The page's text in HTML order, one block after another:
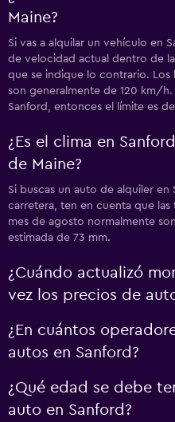
Maine?
Si vas a alquilar un vehículo en
de velocidad actual dentro de
que se indique lo contrario. Los
son generalmente de 120 km/h.
Sanford, entonces el límite es
¿Es el clima en
de Maine?
Si buscas un auto de alquiler en
carretera, ten en cuenta que las
mes de agosto normalmente
estimada de 73 mm.
¿Cuándo actualizó
vez los precios de
¿En cuántos
autos en Sanford?
¿Qué edad se debe
auto en Sanford?